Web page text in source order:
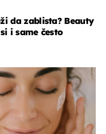
da zablista? Beauty
i same često